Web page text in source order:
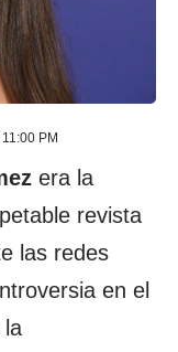
PM
era la
revista
las redes
en el
la